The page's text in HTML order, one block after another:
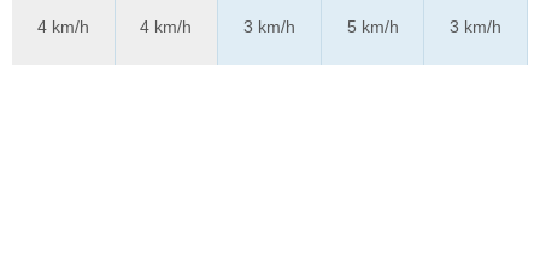
4 km/h
4 km/h
3 km/h
5 km/h
3 km/h